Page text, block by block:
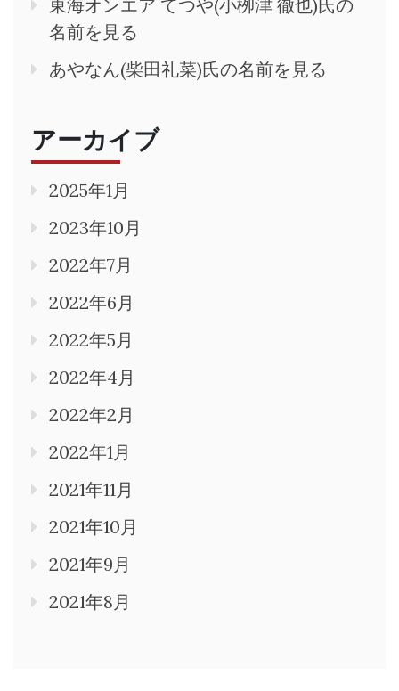
東海オンエア てつや(小栁津 徹也)氏の
名前を見る
あやなん(柴田礼菜)氏の名前を見る
アーカイブ
2025年1月
2023年10月
2022年7月
2022年6月
2022年5月
2022年4月
2022年2月
2022年1月
2021年11月
2021年10月
2021年9月
2021年8月